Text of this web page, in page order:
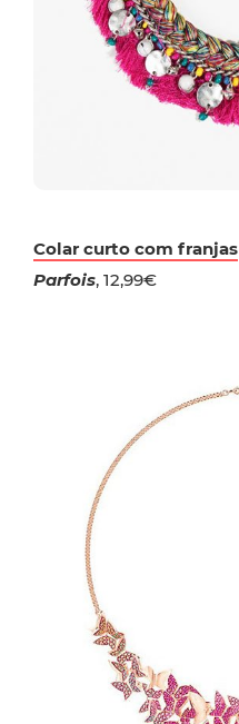
Colar curto com franjas
Parfois, 12,99€